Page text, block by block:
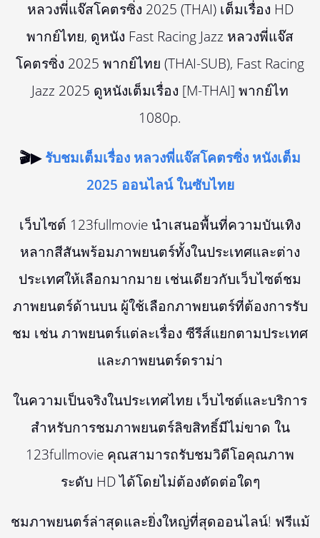
หลวงพี่แจ๊สโคตรซิ่ง 2025 (THAI) เต็มเรื่อง HD
พากย์ไทย, ดูหนัง Fast Racing Jazz หลวงพี่แจ๊ส
โคตรซิ่ง 2025 พากย์ไทย (THAI-SUB), Fast Racing
Jazz 2025 ดูหนังเต็มเรื่อง [M-THAI] พากย์ไท
1080p.
🎬▶รับชมเต็มเรื่อง หลวงพี่แจ๊สโคตรซิ่ง หนังเต็ม
2025 ออนไลน์ ในซับไทย
เว็บไซต์ 123fullmovie นำเสนอพื้นที่ความบันเทิง
หลากสีสันพร้อมภาพยนตร์ทั้งในประเทศและต่าง
ประเทศให้เลือกมากมาย เช่นเดียวกับเว็บไซต์ชม
ภาพยนตร์ด้านบน ผู้ใช้เลือกภาพยนตร์ที่ต้องการรับ
ชม เช่น ภาพยนตร์แต่ละเรื่อง ซีรีส์แยกตามประเทศ
และภาพยนตร์ดราม่า
ในความเป็นจริงในประเทศไทย เว็บไซต์และบริการ
สำหรับการชมภาพยนตร์ลิขสิทธิ์มีไม่ขาด ใน
123fullmovie คุณสามารถรับชมวิดีโอคุณภาพ
ระดับ HD ได้โดยไม่ต้องตัดต่อใดๆ
ชมภาพยนตร์ล่าสุดและยิ่งใหญ่ที่สุดออนไลน์! ฟรีแม้